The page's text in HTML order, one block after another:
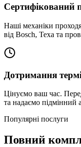
Сертифікований
Наші механіки
від Bosch, Texa та
Дотримання
Цінуємо ваш час.
та надаємо підмінний
Популярні послуги
Повний